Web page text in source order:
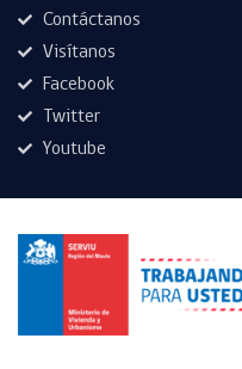
Contáctanos
Visítanos
Facebook
Twitter
Youtube